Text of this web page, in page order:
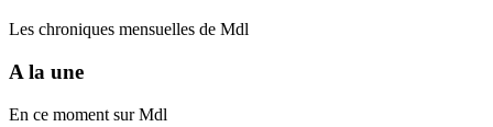
Les chroniques mensuelles de Mdl
A la une
En ce moment sur Mdl